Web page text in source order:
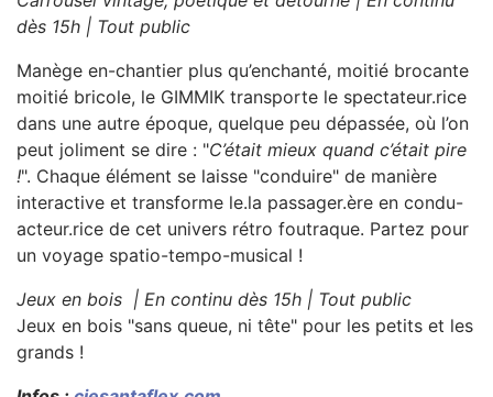
dès 15h | Tout public
Manège en-chantier plus qu’enchanté, moitié brocante
moitié bricole, le GIMMIK transporte le spectateur.rice
dans une autre époque, quelque peu dépassée, où l’on
peut joliment se dire : "C’était mieux quand c’était pire
!". Chaque élément se laisse "conduire" de manière
interactive et transforme le.la passager.ère en condu-
acteur.rice de cet univers rétro foutraque. Partez pour
un voyage spatio-tempo-musical !
Jeux en bois | En continu dès 15h | Tout public
Jeux en bois "sans queue, ni tête" pour les petits et les
grands !